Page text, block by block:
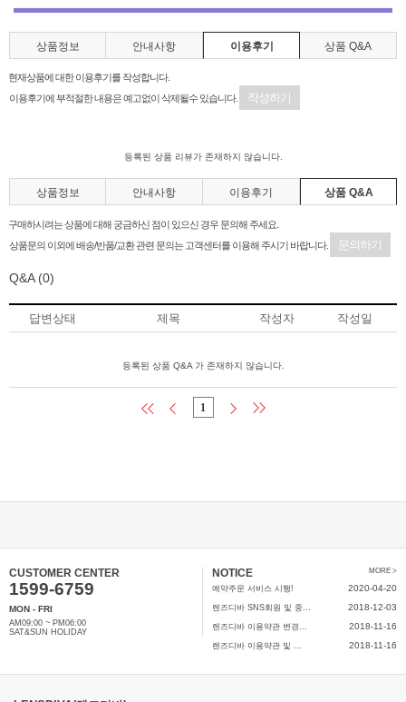
상품정보 안내사항 이용후기 상품 Q&A
현재상품에 대한 이용후기를 작성합니다.
이용후기에 부적절한 내용은 예고없이 삭제될수 있습니다.
작성하기
등록된 상품 리뷰가 존재하지 않습니다.
상품정보 안내사항 이용후기 상품 Q&A
구매하시려는 상품에 대해 궁금하신 점이 있으신 경우 문의해 주세요.
상품문의 이외에 배송/반품/교환 관련 문의는 고객센터를 이용해 주시기 바랍니다.
문의하기
Q&A(0)
답변상태 제목 작성자 작성일
등록된 상품 Q&A 가 존재하지 않습니다.
1
CUSTOMER CENTER
1599-6759
MON - FRI
AM09:00 ~ PM06:00
SAT&SUN HOLIDAY
NOTICE MORE >
예약주문 서비스 시행! 2020-04-20
렌즈디바 SNS회원 및 중... 2018-12-03
렌즈디바 이용약관 변경... 2018-11-16
렌즈디바 이용약관 및 ... 2018-11-16